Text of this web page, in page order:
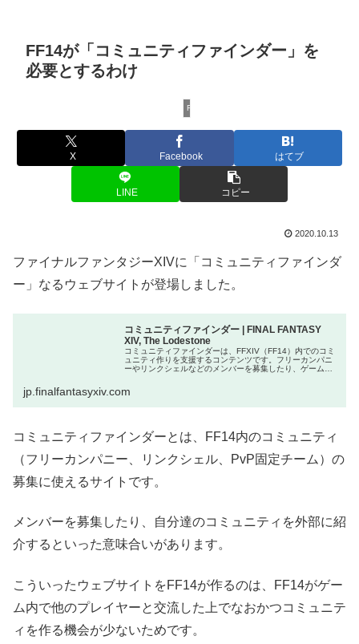
FF14が「コミュニティファインダー」を
必要とするわけ
FF14全般
X Facebook はてブ
LINE コピー
2020.10.13
ファイナルファンタジーXIVに「コミュニティファインダ
ー」なるウェブサイトが登場しました。
コミュニティファインダー | FINAL FANTASY
XIV, The Lodestone
コミュニティファインダーは、FFXIV（FF14）内でのコミ
ュニティ作りを支援するコンテンツです。フリーカンパニ
ーやリンクシェルなどのメンバーを募集したり、ゲーム内
jp.finalfantasyxiv.com
コミュニティファインダーとは、FF14内のコミュニティ
（フリーカンパニー、リンクシェル、PvP固定チーム）の
募集に使えるサイトです。
メンバーを募集したり、自分達のコミュニティを外部に紹
介するといった意味合いがあります。
こういったウェブサイトをFF14が作るのは、FF14がゲー
ム内で他のプレイヤーと交流した上でなおかつコミュニテ
ィを作る機会が少ないためです。